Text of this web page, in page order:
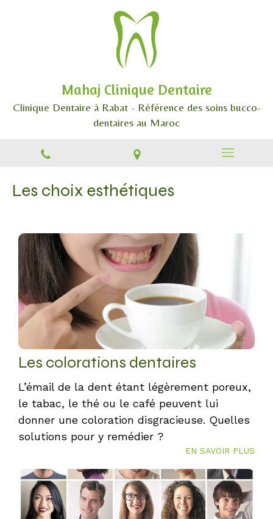
Mahaj Clinique Dentaire
Clinique Dentaire à Rabat - Référence des soins bucco-
dentaires au Maroc
Les choix esthétiques
Les colorations dentaires
L’émail de la dent étant légèrement poreux,
le tabac, le thé ou le café peuvent lui
donner une coloration disgracieuse. Quelles
solutions pour y remédier ?
EN SAVOIR PLUS